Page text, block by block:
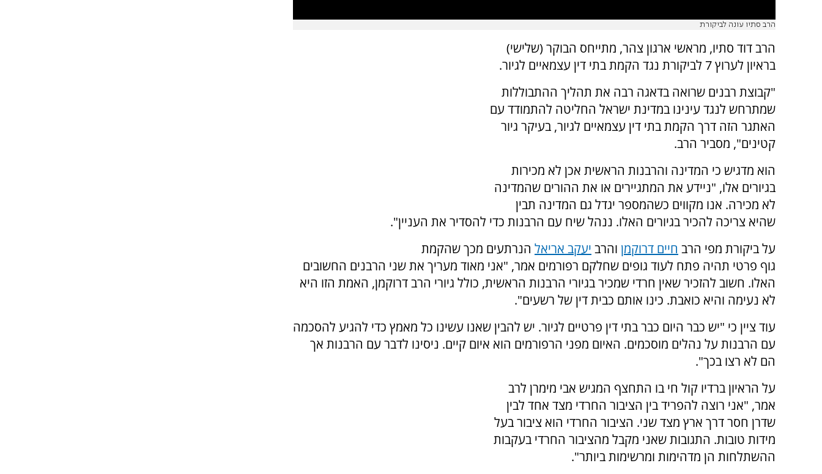
הרב סתיו עונה לביקורת
הרב דוד סתיו, מראשי ארגון צהר, מתייחס הבוקר (שלישי)
בראיון לערוץ 7 לביקורת נגד הקמת בתי דין עצמאיים לגיור.
"קבוצת רבנים שרואה בדאגה רבה את תהליך ההתבוללות
שמתרחש לנגד עינינו במדינת ישראל החליטה להתמודד עם
האתגר הזה דרך הקמת בתי דין עצמאיים לגיור, בעיקר גיור
קטינים", מסביר הרב.
הוא מדגיש כי המדינה והרבנות הראשית אכן לא מכירות
בגיורים אלו, "ניידע את המתגיירים או את ההורים שהמדינה
לא מכירה. אנו מקווים כשהמספר יגדל גם המדינה תבין
שהיא צריכה להכיר בגיורים האלו. ננהל שיח עם הרבנות כדי להסדיר את העניין".
על ביקורת מפי הרב חיים דרוקמן והרב יעקב אריאל הנרתעים מכך שהקמת
גוף פרטי תהיה פתח לעוד גופים שחלקם רפורמים אמר, "אני מאוד מעריך את שני הרבנים החשובים
האלו. חשוב להזכיר שאין חרדי שמכיר בגיורי הרבנות הראשית, כולל גיורי הרב דרוקמן, האמת הזו היא
לא נעימה והיא כואבת. כינו אותם כבית דין של רשעים".
עוד ציין כי "יש כבר היום כבר בתי דין פרטיים לגיור. יש להבין שאנו עשינו כל מאמץ כדי להגיע להסכמה
עם הרבנות על נהלים מוסכמים. האיום מפני הרפורמים הוא איום קיים. ניסינו לדבר עם הרבנות אך
הם לא רצו בכך".
על הראיון ברדיו קול חי בו התחצף המגיש אבי מימרן לרב
אמר, "אני רוצה להפריד בין הציבור החרדי מצד אחד לבין
שדרן חסר דרך ארץ מצד שני. הציבור החרדי הוא ציבור בעל
מידות טובות. התגובות שאני מקבל מהציבור החרדי בעקבות
ההשתלחות הן מדהימות ומרשימות ביותר".